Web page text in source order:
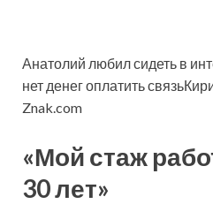
Анатолий любил сидеть в
нет денег оплатить
Znak.com
«Мой стаж
30 лет»